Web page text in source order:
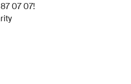
07 07!